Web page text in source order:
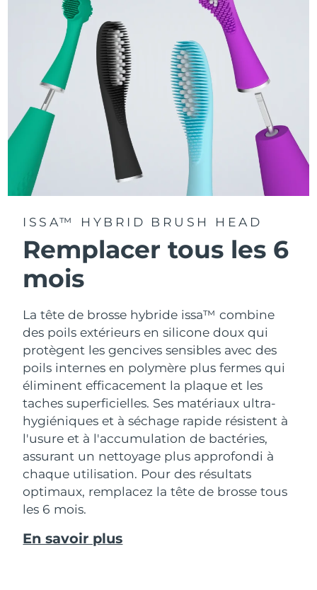
minute for a deep, gentle full-mouth clean.
Access tailored brushing modes via the FOREO For You
ISSA™ HYBRID BRUSH HEAD
Remplacer tous les 6
mois
La tête de brosse hybride issa™ combine
des poils extérieurs en silicone doux qui
protègent les gencives sensibles avec des
poils internes en polymère plus fermes qui
éliminent efficacement la plaque et les
taches superficielles. Ses matériaux ultra-
hygiéniques et à séchage rapide résistent à
l'usure et à l'accumulation de bactéries,
assurant un nettoyage plus approfondi à
chaque utilisation. Pour des résultats
optimaux, remplacez la tête de brosse tous
les 6 mois.
En savoir plus